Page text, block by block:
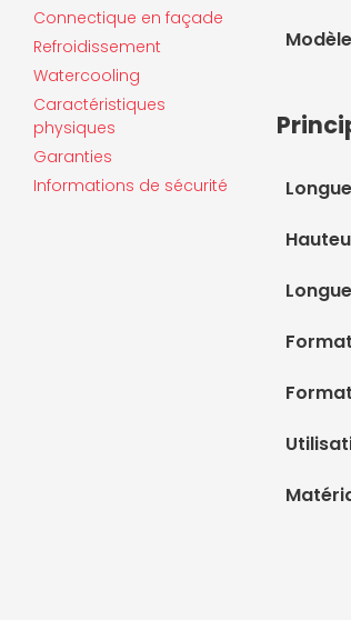
Connectique en façade
Refroidissement
Watercooling
Caractéristiques
physiques
Garanties
Informations de sécurité
Modèle